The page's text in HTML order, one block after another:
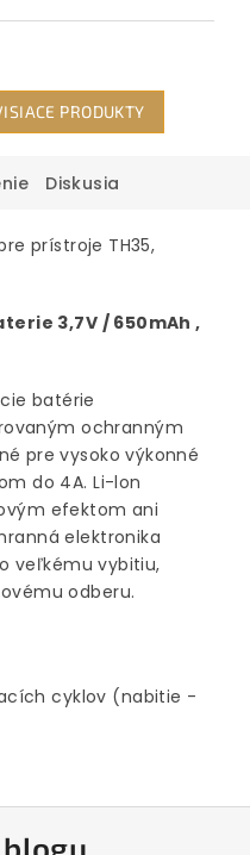
PRODUKTY
Diskusia
prístroje TH35,
3,7V / 650mAh ,
batérie
ochranným
pre vysoko výkonné
do 4A. Li-lon
efektom ani
elektronika
veľkému vybitiu,
odberu.
cyklov (nabitie -